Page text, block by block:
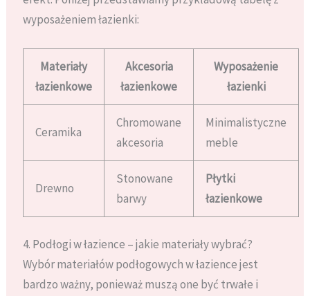
wyposażeniem łazienki:
Materiały
łazienkowe
Akcesoria
łazienkowe
Wyposażenie
łazienki
Ceramika
Chromowane
akcesoria
Minimalistyczne
meble
Drewno
Stonowane
barwy
Płytki
łazienkowe
4. Podłogi w łazience – jakie materiały wybrać?
Wybór materiałów podłogowych w łazience jest
bardzo ważny, ponieważ muszą one być trwałe i